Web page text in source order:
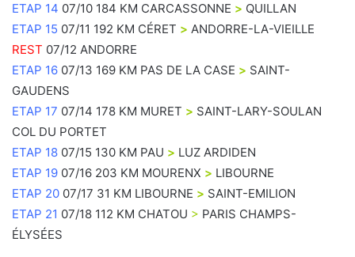
ETAP 14 07/10 184 KM CARCASSONNE > QUILLAN
ETAP 15 07/11 192 KM CÉRET > ANDORRE-LA-VIEILLE
REST 07/12 ANDORRE
ETAP 16 07/13 169 KM PAS DE LA CASE > SAINT-
GAUDENS
ETAP 17 07/14 178 KM MURET > SAINT-LARY-SOULAN
COL DU PORTET
ETAP 18 07/15 130 KM PAU > LUZ ARDIDEN
ETAP 19 07/16 203 KM MOURENX > LIBOURNE
ETAP 20 07/17 31 KM LIBOURNE > SAINT-EMILION
ETAP 21 07/18 112 KM CHATOU > PARIS CHAMPS-
ÉLYSÉES